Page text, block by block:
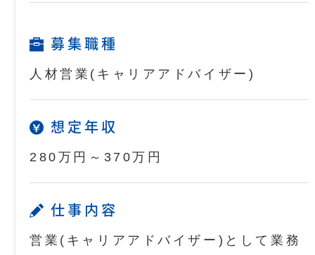
募集職種
人材営業(キャリアアドバイザー)
想定年収
280万円～370万円
仕事内容
営業(キャリアアドバイザー)として業務